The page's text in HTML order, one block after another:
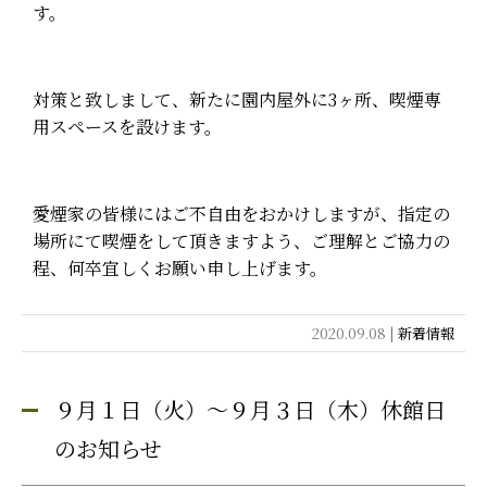
す。
対策と致しまして、新たに園内屋外に3ヶ所、喫煙専
用スペースを設けます。
愛煙家の皆様にはご不自由をおかけしますが、指定の
場所にて喫煙をして頂きますよう、ご理解とご協力の
程、何卒宜しくお願い申し上げます。
2020.09.08 | 新着情報
９月１日（火）～９月３日（木）休館日
のお知らせ